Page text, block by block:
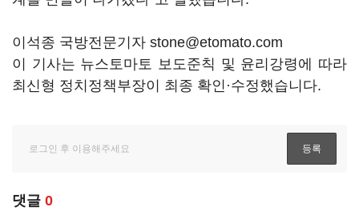
이석종 국방전문기자 stone@etomato.com
이 기사는 뉴스토마토 보도준칙 및 윤리강령에 따라
최신형 정치정책부장이 최종 확인·수정했습니다.
댓글 0